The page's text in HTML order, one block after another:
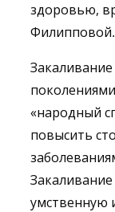
здоровью,
Филипповой.
«народный
повысить
умственную